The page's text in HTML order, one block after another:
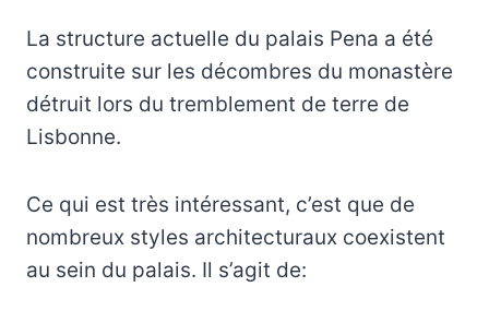
La structure actuelle du palais Pena a été
construite sur les décombres du monastère
détruit lors du tremblement de terre de
Lisbonne.
Ce qui est très intéressant, c’est que de
nombreux styles architecturaux coexistent
au sein du palais. Il s’agit de: